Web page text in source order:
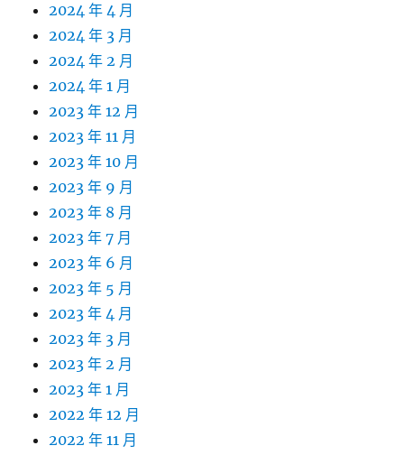
2024 年 4 月
2024 年 3 月
2024 年 2 月
2024 年 1 月
2023 年 12 月
2023 年 11 月
2023 年 10 月
2023 年 9 月
2023 年 8 月
2023 年 7 月
2023 年 6 月
2023 年 5 月
2023 年 4 月
2023 年 3 月
2023 年 2 月
2023 年 1 月
2022 年 12 月
2022 年 11 月